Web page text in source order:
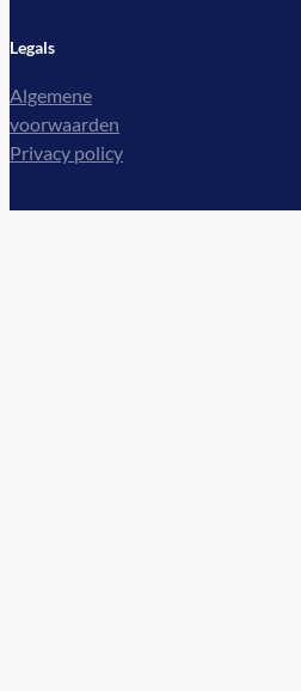
Legals
Algemene
voorwaarden
Privacy policy